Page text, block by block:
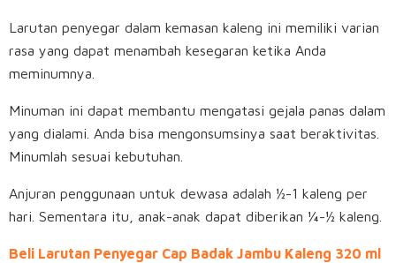
Larutan penyegar dalam kemasan kaleng ini memiliki varian
rasa yang dapat menambah kesegaran ketika Anda
meminumnya.
Minuman ini dapat membantu mengatasi gejala panas dalam
yang dialami. Anda bisa mengonsumsinya saat beraktivitas.
Minumlah sesuai kebutuhan.
Anjuran penggunaan untuk dewasa adalah ½-1 kaleng per
hari. Sementara itu, anak-anak dapat diberikan ¼-½ kaleng.
Beli Larutan Penyegar Cap Badak Jambu Kaleng 320 ml